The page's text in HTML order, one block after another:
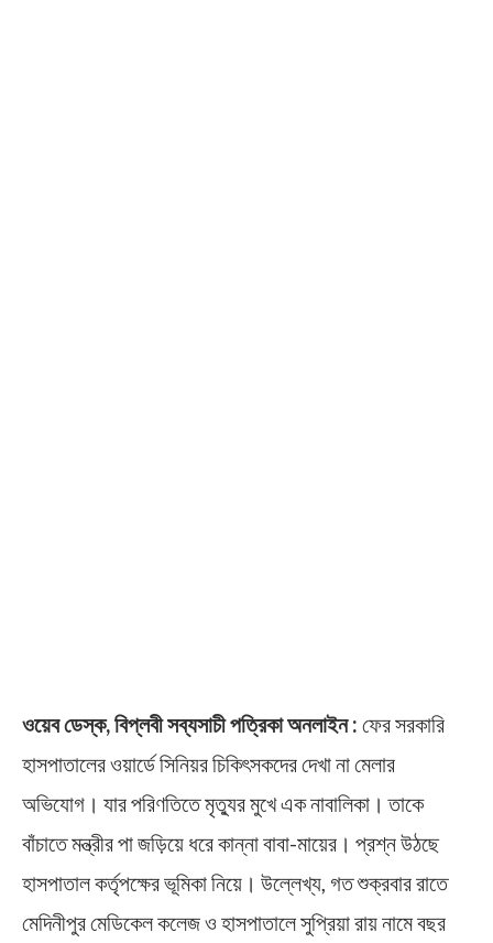
ওয়েব ডেস্ক, বিপ্লবী সব্যসাচী পত্রিকা অনলাইন : ফের সরকারি
হাসপাতালের ওয়ার্ডে সিনিয়র চিকিৎসকদের দেখা না মেলার
অভিযোগ। যার পরিণতিতে মৃত্যুর মুখে এক নাবালিকা। তাকে
বাঁচাতে মন্ত্রীর পা জড়িয়ে ধরে কান্না বাবা-মায়ের। প্রশ্ন উঠছে
হাসপাতাল কর্তৃপক্ষের ভূমিকা নিয়ে। উল্লেখ্য, গত শুক্রবার রাতে
মেদিনীপুর মেডিকেল কলেজ ও হাসপাতালে সুপ্রিয়া রায় নামে বছর